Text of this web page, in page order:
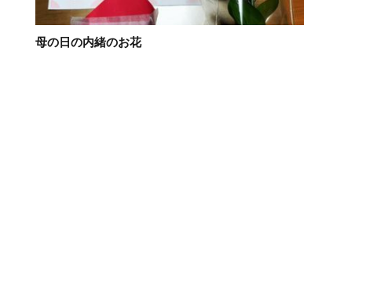
母の日の内緒のお花